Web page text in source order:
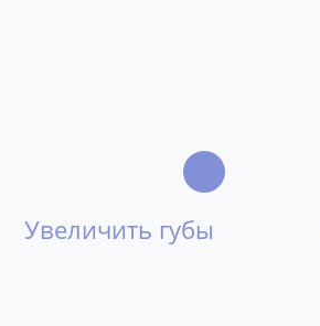
Увеличить губы